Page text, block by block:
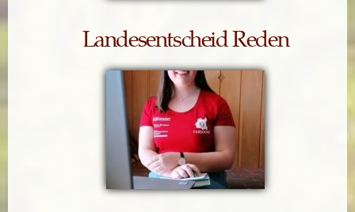
Landesentscheid Reden